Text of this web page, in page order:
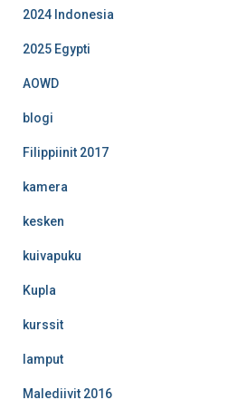
2024 Indonesia
2025 Egypti
AOWD
blogi
Filippiinit 2017
kamera
kesken
kuivapuku
Kupla
kurssit
lamput
Malediivit 2016